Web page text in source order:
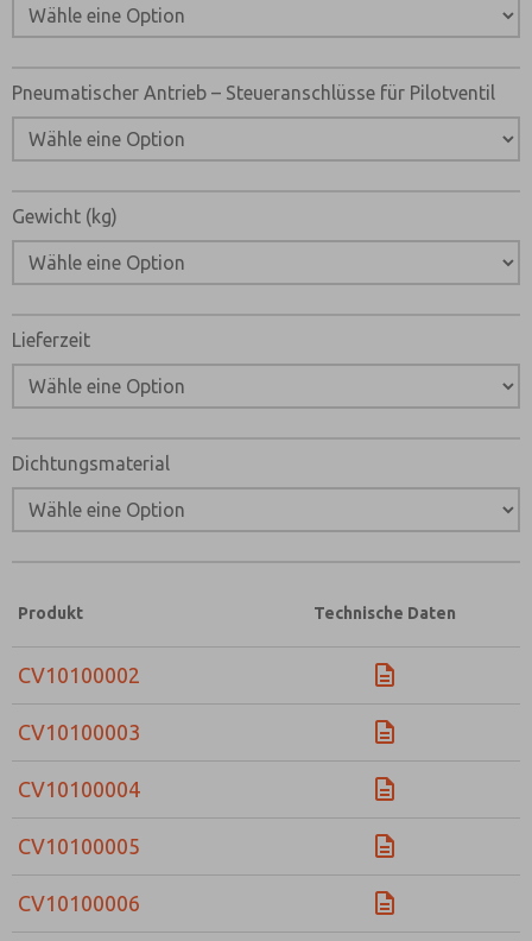
Pneumatischer Antrieb – Steueranschlüsse für Pilotventil
Gewicht (kg)
Lieferzeit
Dichtungsmaterial
Produkt Technische Daten
CV10100002
CV10100003
CV10100004
CV10100005
CV10100006